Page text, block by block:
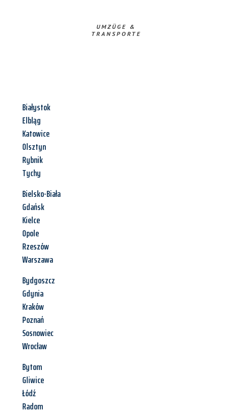
UMZÜGE &
TRANSPORTE
Białystok
Elbląg
Katowice
Olsztyn
Rybnik
Tychy
Bielsko-Biała
Gdańsk
Kielce
Opole
Rzeszów
Warszawa
Bydgoszcz
Gdynia
Kraków
Poznań
Sosnowiec
Wrocław
Bytom
Gliwice
Łódź
Radom